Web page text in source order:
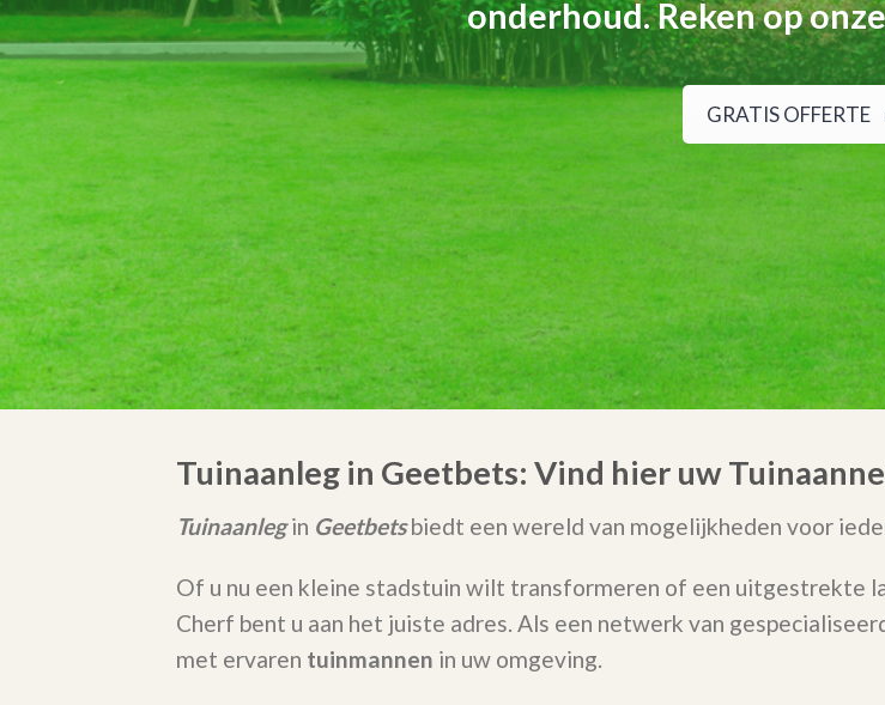
onderhoud. Reken op
GRATIS OFFERTE
Tuinaanleg in Geetbets: Vind hier uw
Tuinaanlegin Geetbetsbiedt een wereld van mogelijkheden voor
Of u nu een kleine stadstuin wilt transformeren of een uitgestrekte
Cherf bent u aan het juiste adres. Als een netwerk van
met ervaren tuinmannen in uw omgeving.